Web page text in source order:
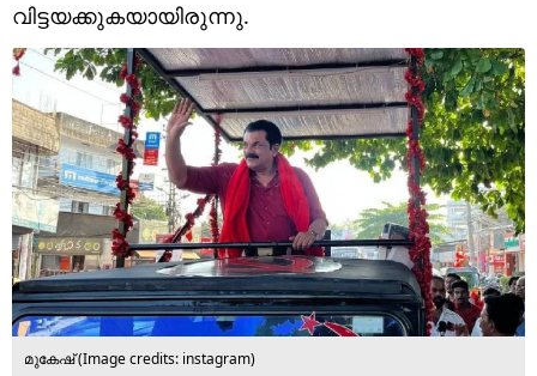
world
Technology
Religion
Web Story
Photo
Short Videos
വിട്ടയക്കുകയായിരുന്നു.
മുകേഷ് (Image credits: instagram)